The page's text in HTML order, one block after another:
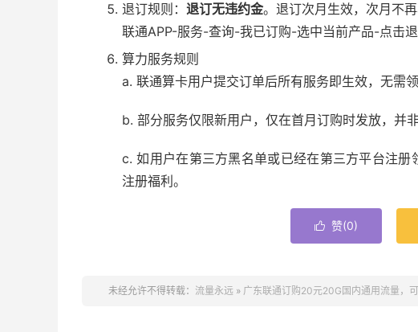
退订规则： 退订无违约金。退订次月生效，次月不
联通APP-服务-查询-我已订购-选中当前产品-点击
算力服务规则
a. 联通算卡用户提交订单后所有服务即生效，无需领
b. 部分服务仅限新用户，仅在首月订购时发放，并
c. 如用户在第三方黑名单或已经在第三方平台注
注册福利。
 赞(0)
未经允许不得转载： 流量永远 » 广东联通订购20元20G国内通用流量，